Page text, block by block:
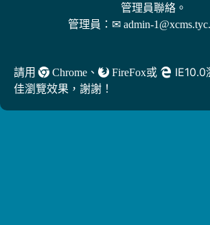
管理員聯絡。
管理員： ✉ admin-
請用 Chrome 、 FireFox或
IE10.0
佳瀏覽效果，謝謝！